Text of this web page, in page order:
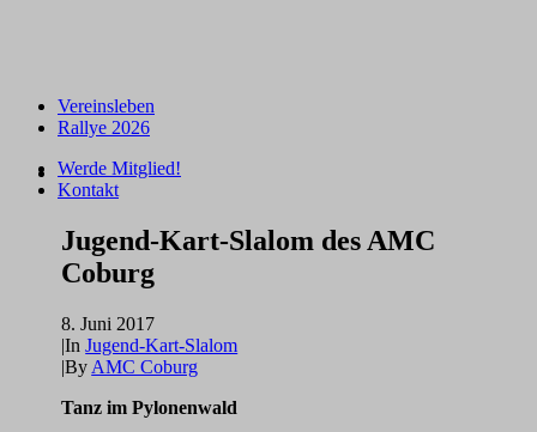
Vereinsleben
Rallye 2026
Werde Mitglied!
Kontakt
Jugend-Kart-Slalom des AMC
Coburg
8. Juni 2017
|InJugend-Kart-Slalom
|By AMC Coburg
Tanz im Pylonenwald